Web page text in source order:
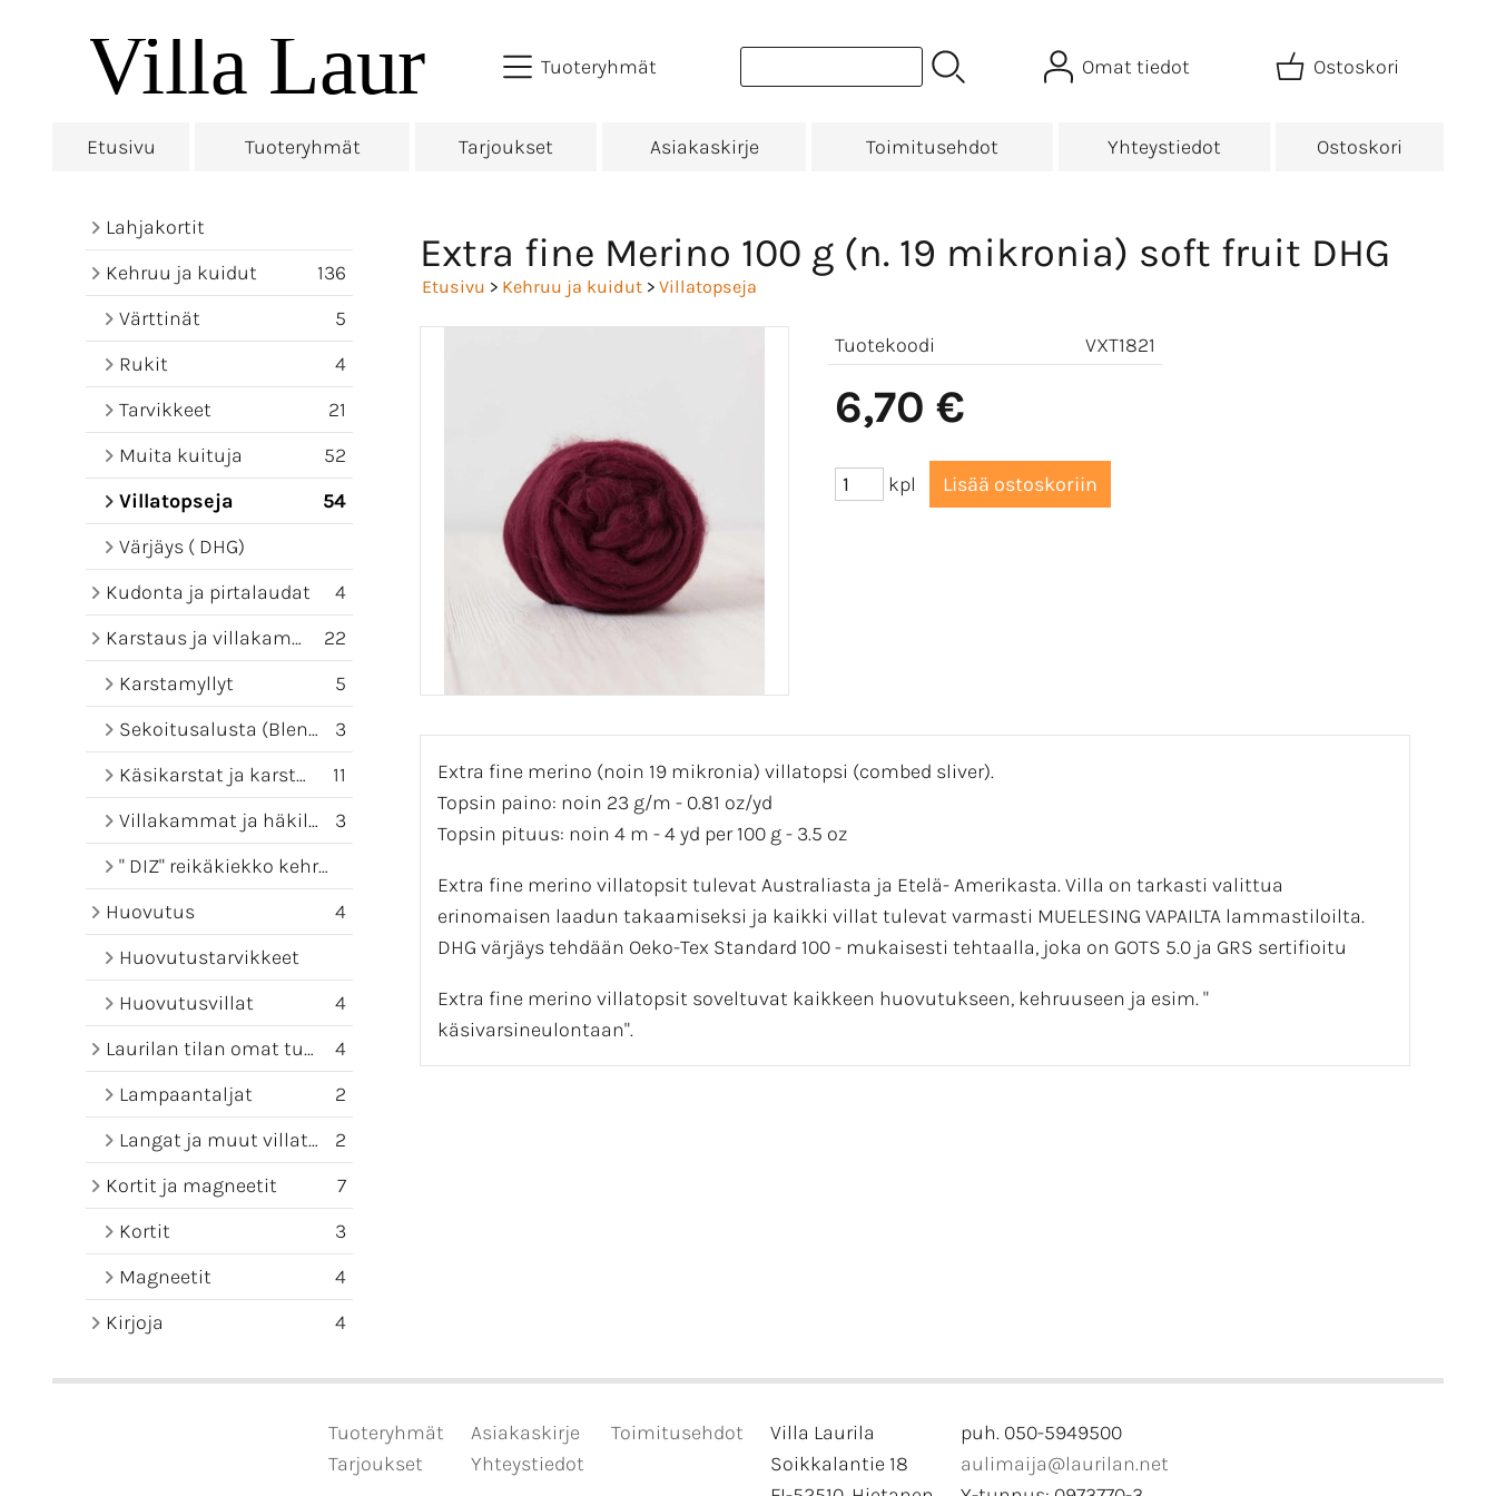
Tuoteryhmät Omat tiedot Ostoskori
Etusivu Tuoteryhmät Tarjoukset Asiakaskirje Toimitusehdot Yhteystiedot Ostoskori
Lahjakortit
Kehruu ja kuidut
136
Värttinät
5
Rukit
4
Tarvikkeet
21
Muita kuituja
52
Villatopseja
54
Värjäys ( DHG)
Kudonta ja pirtalaudat
4
Karstaus ja villakammat
22
Karstamyllyt
5
Sekoitusalusta (Blending board)
3
Käsikarstat ja karstamatot
11
Villakammat ja häkilät
3
" DIZ" reikäkiekko kehruuseen
Huovutus
4
Huovutustarvikkeet
Huovutusvillat
4
Laurilan tilan omat tuotteet
4
Lampaantaljat
2
Langat ja muut villatuotteet
2
Kortit ja magneetit
7
Kortit
3
Magneetit
4
Kirjoja
4
Extra fine Merino 100 g (n. 19 mikronia) soft fruit DHG
Etusivu > Kehruu ja kuidut > Villatopseja
Tuotekoodi VXT1821
6,70 €
kpl
Extra fine merino (noin 19 mikronia) villatopsi (combed sliver).
Topsin paino: noin 23 g/m - 0.81 oz/yd
Topsin pituus: noin 4 m - 4 yd per 100 g - 3.5 oz
Extra fine merino villatopsit tulevat Australiasta ja Etelä- Amerikasta. Villa on tarkasti valittua
erinomaisen laadun takaamiseksi ja kaikki villat tulevat varmasti MUELESING VAPAILTA lammastiloilta.
DHG värjäys tehdään Oeko-Tex Standard 100 - mukaisesti tehtaalla, joka on GOTS 5.0 ja GRS sertifioitu
Extra fine merino villatopsit soveltuvat kaikkeen huovutukseen, kehruuseen ja esim. "
käsivarsineulontaan".
Tuoteryhmät
Tarjoukset
Asiakaskirje
Yhteystiedot
Toimitusehdot
Villa Laurila
Soikkalantie 18
puh. 050-5949500
aulimaija@laurilan.net